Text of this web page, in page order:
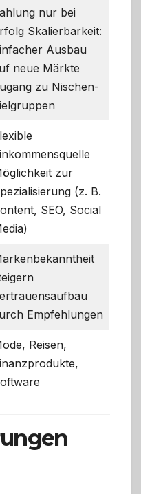
nur bei
Skalierbarkeit:
Ausbau
neue Märkte
zu Nischen-
zur
(z. B.
SEO, Social
Empfehlungen
Reisen,